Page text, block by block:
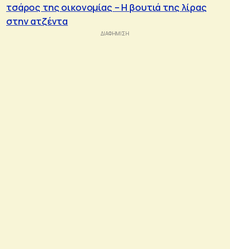
τσάρος της οικονομίας – Η βουτιά της λίρας
στην ατζέντα